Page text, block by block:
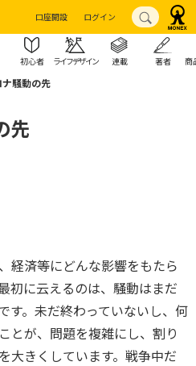
口座開設 ログイン
初心者 ライフデザイン 連載 著者 商
ナ騒動の先
先
経済等にどんな影響をもたら
初に云えるのは、騒動はまだ
す。未だ終わっていないし、何
とが、問題を複雑にし、割り
大きくしています。戦争中だ